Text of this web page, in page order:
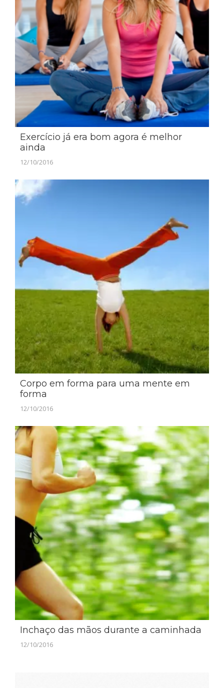
Exercício já era bom agora é melhor
ainda
12/10/2016
Corpo em forma para uma mente em
forma
12/10/2016
Inchaço das mãos durante a caminhada
12/10/2016